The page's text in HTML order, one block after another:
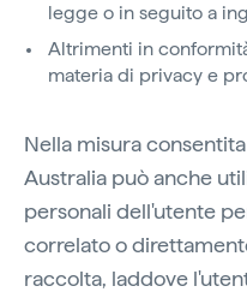
legge o in seguito a
Altrimenti in
materia di privacy e
Nella misura
Australia può anche
personali dell'utente
correlato o
raccolta, laddove